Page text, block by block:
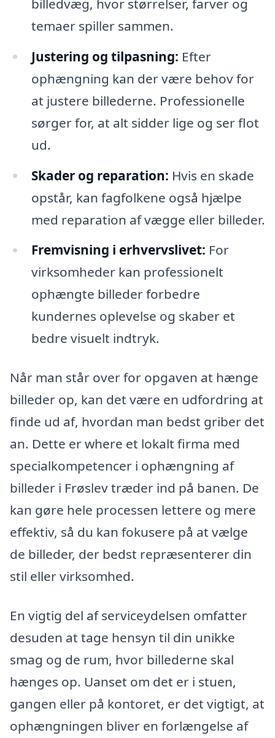
billedvæg, hvor størrelser, farver og
temaer spiller sammen.
Justering og tilpasning: Efter
ophængning kan der være behov for
at justere billederne. Professionelle
sørger for, at alt sidder lige og ser flot
ud.
Skader og reparation: Hvis en skade
opstår, kan fagfolkene også hjælpe
med reparation af vægge eller billeder.
Fremvisning i erhvervslivet: For
virksomheder kan professionelt
ophængte billeder forbedre
kundernes oplevelse og skaber et
bedre visuelt indtryk.
Når man står over for opgaven at hænge
billeder op, kan det være en udfordring at
finde ud af, hvordan man bedst griber det
an. Dette er where et lokalt firma med
specialkompetencer i ophængning af
billeder i Frøslev træder ind på banen. De
kan gøre hele processen lettere og mere
effektiv, så du kan fokusere på at vælge
de billeder, der bedst repræsenterer din
stil eller virksomhed.
En vigtig del af serviceydelsen omfatter
desuden at tage hensyn til din unikke
smag og de rum, hvor billederne skal
hænges op. Uanset om det er i stuen,
gangen eller på kontoret, er det vigtigt, at
ophængningen bliver en forlængelse af